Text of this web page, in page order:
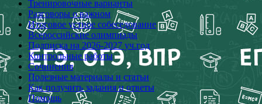
Тренировочные варианты
Разговоры о важном
Итоговое устное собеседование
Всероссийские олимпиады
Подписка на 2026-2027 уч.год
Контрольные работы
Сочинения
Полезные материалы и статьи
Как получить задания и ответы
Помощь